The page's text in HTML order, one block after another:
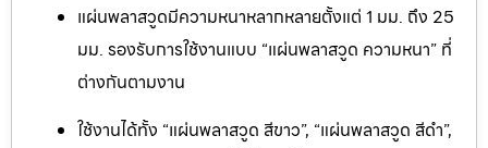
แผ่นพลาสวูดมีความหนาหลากหลายตั้งแต่ 1 มม. ถึง 25
มม. รองรับการใช้งานแบบ “แผ่นพลาสวูด ความหนา” ที่
ต่างกันตามงาน
ใช้งานได้ทั้ง “แผ่นพลาสวูด สีขาว”, “แผ่นพลาสวูด สีดำ”,